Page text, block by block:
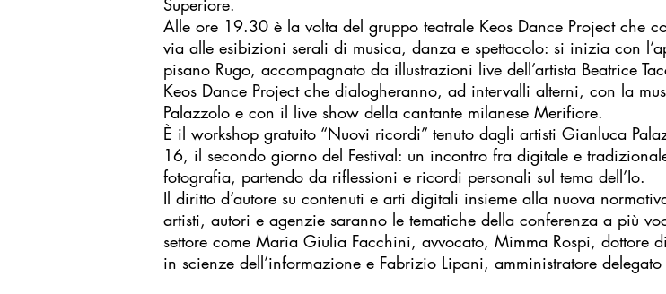
Superiore.
Alle ore 19.30 è la volta del gruppo teatrale Keos Dance Project che
via alle esibizioni serali di musica, danza e spettacolo: si inizia con
pisano Rugo, accompagnato da illustrazioni live dell’artista Beatrice
Keos Dance Project che dialogheranno, ad intervalli alterni, con la
Palazzolo e con il live show della cantante milanese Merifiore.
È il workshop gratuito “Nuovi ricordi” tenuto dagli artisti Gianluca
16, il secondo giorno del Festival: un incontro fra digitale e
fotografia, partendo da riflessioni e ricordi personali sul tema dell’Io.
Il diritto d’autore su contenuti e arti digitali insieme alla nuova
artisti, autori e agenzie saranno le tematiche della conferenza a più
settore come Maria Giulia Facchini, avvocato, Mimma Rospi, dottore
in scienze dell’informazione e Fabrizio Lipani, amministratore delegato